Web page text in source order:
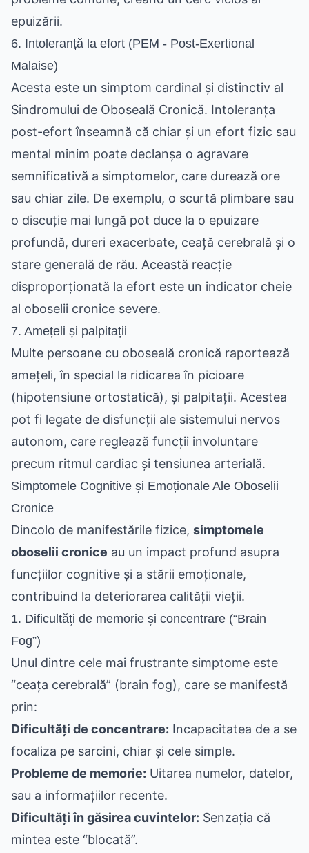
epuizării.
6. Intoleranță la efort (PEM - Post-Exertional
Malaise)
Acesta este un simptom cardinal și distinctiv al
Sindromului de Oboseală Cronică. Intoleranța
post-efort înseamnă că chiar și un efort fizic sau
mental minim poate declanșa o agravare
semnificativă a simptomelor, care durează ore
sau chiar zile. De exemplu, o scurtă plimbare sau
o discuție mai lungă pot duce la o epuizare
profundă, dureri exacerbate, ceață cerebrală și o
stare generală de rău. Această reacție
disproporționată la efort este un indicator cheie
al oboselii cronice severe.
7. Amețeli și palpitații
Multe persoane cu oboseală cronică raportează
amețeli, în special la ridicarea în picioare
(hipotensiune ortostatică), și palpitații. Acestea
pot fi legate de disfuncții ale sistemului nervos
autonom, care reglează funcții involuntare
precum ritmul cardiac și tensiunea arterială.
Simptomele Cognitive și Emoționale Ale Oboselii
Cronice
Dincolo de manifestările fizice, simptomele
oboselii cronice au un impact profund asupra
funcțiilor cognitive și a stării emoționale,
contribuind la deteriorarea calității vieții.
1. Dificultăți de memorie și concentrare (“Brain
Fog”)
Unul dintre cele mai frustrante simptome este
“ceața cerebrală” (brain fog), care se manifestă
prin:
Dificultăți de concentrare: Incapacitatea de a se
focaliza pe sarcini, chiar și cele simple.
Probleme de memorie: Uitarea numelor, datelor,
sau a informațiilor recente.
Dificultăți în găsirea cuvintelor: Senzația că
mintea este “blocată”.